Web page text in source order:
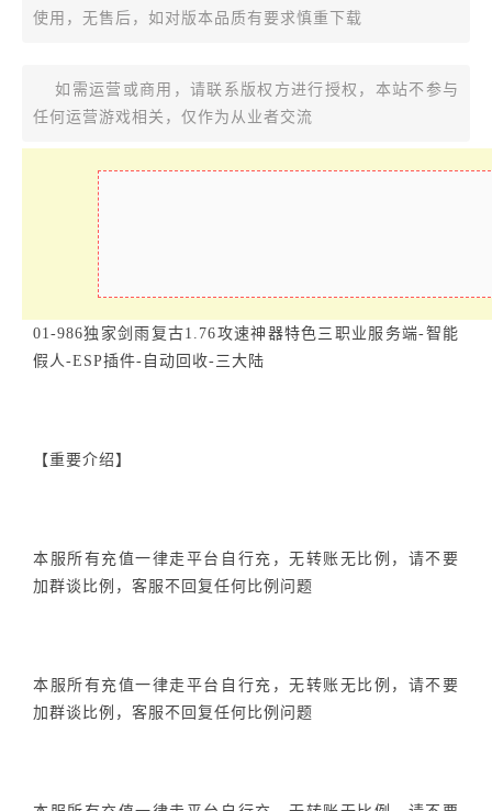
使用，无售后，如对版本品质有要求慎重下载
如需运营或商用，请联系版权方进行授权，本站不参与
任何运营游戏相关，仅作为从业者交流
01-986独家剑雨复古1.76攻速神器特色三职业服务端-智能
假人-ESP插件-自动回收-三大陆
【重要介绍】
本服所有充值一律走平台自行充，无转账无比例，请不要
加群谈比例，客服不回复任何比例问题
本服所有充值一律走平台自行充，无转账无比例，请不要
加群谈比例，客服不回复任何比例问题